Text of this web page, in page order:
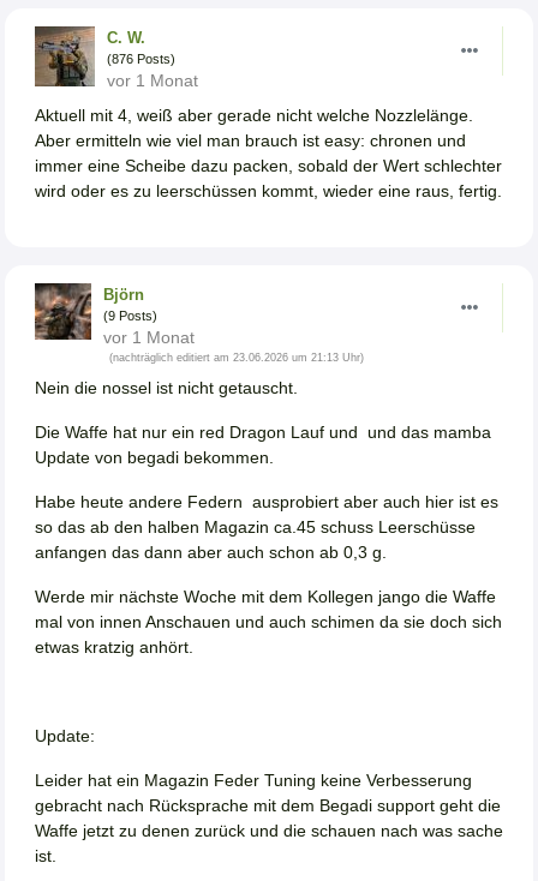
C. W.
(876 Posts)
vor 1 Monat
Aktuell mit 4, weiß aber gerade nicht welche Nozzlelänge.
Aber ermitteln wie viel man brauch ist easy: chronen und
immer eine Scheibe dazu packen, sobald der Wert schlechter
wird oder es zu leerschüssen kommt, wieder eine raus, fertig.
Björn
(9 Posts)
vor 1 Monat
(nachträglich editiert am 23.06.2026 um 21:13 Uhr)
Nein die nossel ist nicht getauscht.
Die Waffe hat nur ein red Dragon Lauf und und das mamba
Update von begadi bekommen.
Habe heute andere Federn ausprobiert aber auch hier ist es
so das ab den halben Magazin ca.45 schuss Leerschüsse
anfangen das dann aber auch schon ab 0,3 g.
Werde mir nächste Woche mit dem Kollegen jango die Waffe
mal von innen Anschauen und auch schimen da sie doch sich
etwas kratzig anhört.
Update:
Leider hat ein Magazin Feder Tuning keine Verbesserung
gebracht nach Rücksprache mit dem Begadi support geht die
Waffe jetzt zu denen zurück und die schauen nach was sache
ist.